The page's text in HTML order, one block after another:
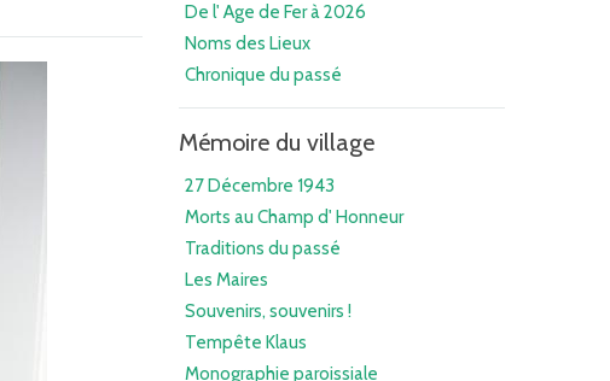
De l' Age de Fer à 2026
Noms des Lieux
Chronique du passé
Mémoire du village
27 Décembre 1943
Morts au Champ d' Honneur
Traditions du passé
Les Maires
Souvenirs, souvenirs !
Tempête Klaus
Monographie paroissiale